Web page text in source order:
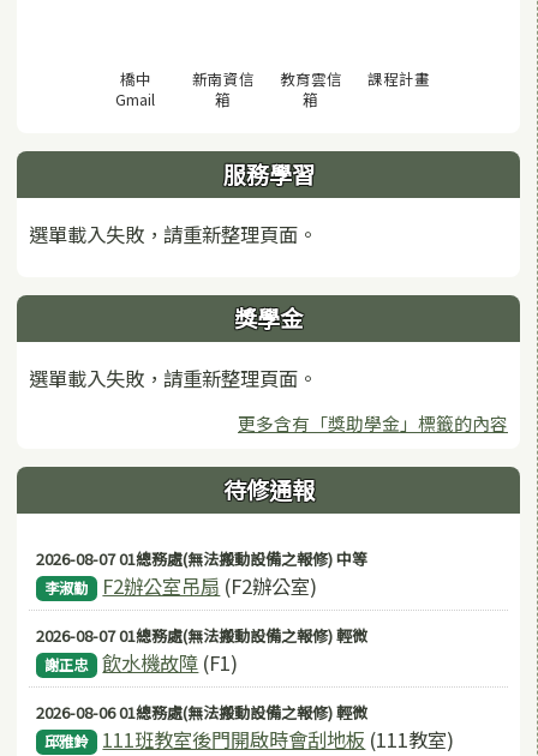
橋中
Gmail (另開視窗)
新南資信
箱
教育雲信
箱
課程計畫(另開視窗)
服務學習
選單載入失敗，請重新整理頁面。
獎學金
選單載入失敗，請重新整理頁面。
更多含有「獎助學金」標籤的內容
待修通報
2026-08-07 01總務處(無法搬動設備之報修) 中等
李淑勤 F2辦公室吊扇 (F2辦公室)
2026-08-07 01總務處(無法搬動設備之報修) 輕微
謝正忠 飲水機故障 (F1)
2026-08-06 01總務處(無法搬動設備之報修) 輕微
邱雅鈴 111班教室後門開啟時會刮地板 (111教室)